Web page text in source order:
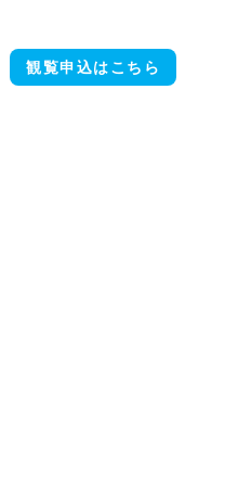
観覧申込はこちら